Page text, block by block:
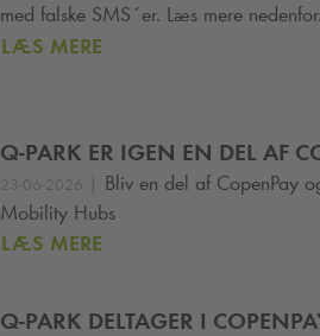
med falske SMS´er. Læs mere
LÆS MERE
Q-PARK ER IGEN EN DEL AF
23-06-2026 | Bliv en del af CopenPay
Mobility Hubs
LÆS MERE
Q-PARK DELTAGER I